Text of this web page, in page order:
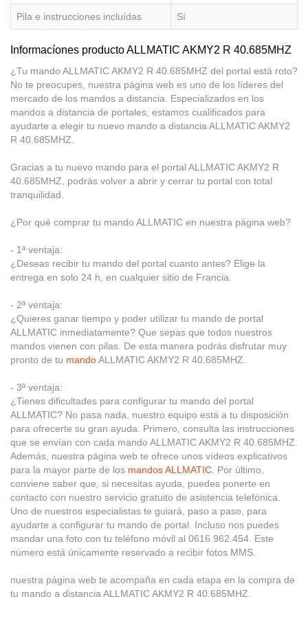
Pila e instrucciones incluídas Sí
Informacíones producto ALLMATIC AKMY2 R 40.685MHZ
¿Tu mando ALLMATIC AKMY2 R 40.685MHZ del portal está roto?
No te preocupes, nuestra página web es uno de los líderes del
mercado de los mandos a distancia. Especializados en los
mandos a distancia de portales, estamos cualificados para
ayudarte a elegir tu nuevo mando a distancia ALLMATIC AKMY2
R 40.685MHZ.
Gracias a tu nuevo mando para el portal ALLMATIC AKMY2 R
40.685MHZ, podrás volver a abrir y cerrar tu portal con total
tranquilidad.
¿Por qué comprar tu mando ALLMATIC en nuestra página web?
- 1ª ventaja:
¿Deseas recibir tu mando del portal cuanto antes? Elige la
entrega en solo 24 h, en cualquier sitio de Francia.
- 2ª ventaja:
¿Quieres ganar tiempo y poder utilizar tu mando de portal
ALLMATIC inmediatamente? Que sepas que todos nuestros
mandos vienen con pilas. De esta manera podrás disfrutar muy
pronto de tu mandoALLMATIC AKMY2 R 40.685MHZ.
- 3ª ventaja:
¿Tienes dificultades para configurar tu mando del portal
ALLMATIC? No pasa nada, nuestro equipo está a tu disposición
para ofrecerte su gran ayuda. Primero, consulta las instrucciones
que se envían con cada mando ALLMATIC AKMY2 R 40.685MHZ.
Además, nuestra página web te ofrece unos vídeos explicativos
para la mayor parte de los mandos ALLMATIC . Por último,
conviene saber que, si necesitas ayuda, puedes ponerte en
contacto con nuestro servicio gratuito de asistencia telefónica.
Uno de nuestros especialistas te guiará, paso a paso, para
ayudarte a configurar tu mando de portal. Incluso nos puedes
mandar una foto con tu teléfono móvil al 0616.962.454. Este
número está únicamente reservado a recibir fotos MMS.
nuestra página web te acompaña en cada etapa en la compra de
tu mando a distancia ALLMATIC AKMY2 R 40.685MHZ.